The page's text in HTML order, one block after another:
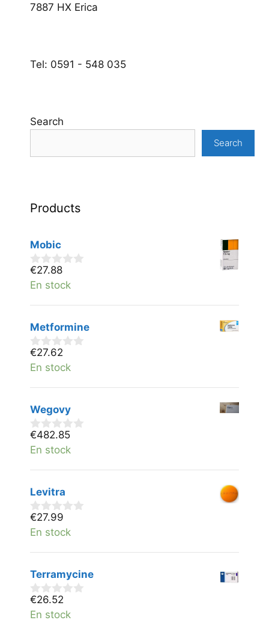
7887 HX Erica
Tel: 0591 - 548 035
Search
Search
Products
Mobic
0
v
n
€27.88
En stock
Metformine
0
v
n
€27.62
En stock
Wegovy
0
v
n
€482.85
En stock
Levitra
0
v
n
€27.99
En stock
Terramycine
0
v
€26.52
En stock